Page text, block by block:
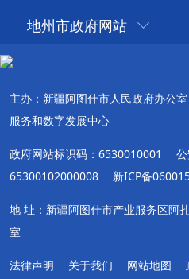
地州市政府网站
主办：新疆阿图什市人民政府办公室
服务和数字发展中心
政府网站标识码：6530010001
65300102000008
新ICP备
地 址：新疆阿图什市产业服务区阿
室
法律声明 关于我们 网站地图